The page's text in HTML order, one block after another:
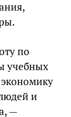
по
учебных
и
—